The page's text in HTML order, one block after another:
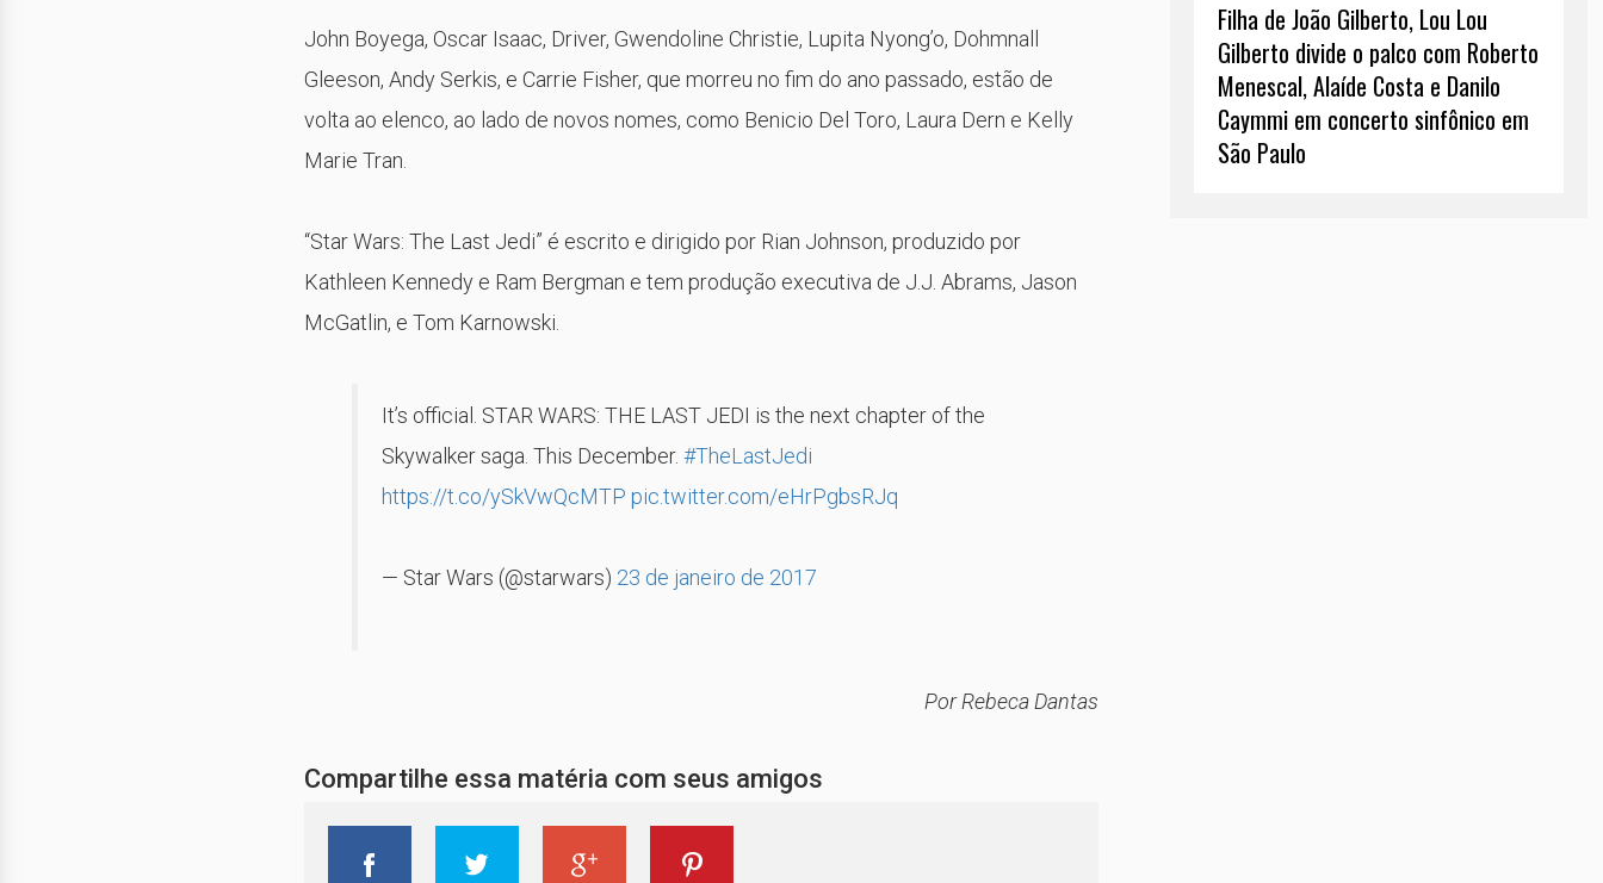
Filha de João Gilberto, Lou Lou
Gilberto divide o palco com Roberto
Menescal, Alaíde Costa e Danilo
Caymmi em concerto sinfônico em
São Paulo
John Boyega, Oscar Isaac, Driver, Gwendoline Christie, Lupita Nyong’o, Dohmnall
Gleeson, Andy Serkis, e Carrie Fisher, que morreu no fim do ano passado, estão de
volta ao elenco, ao lado de novos nomes, como Benicio Del Toro, Laura Dern e Kelly
Marie Tran.
“Star Wars: The Last Jedi” é escrito e dirigido por Rian Johnson, produzido por
Kathleen Kennedy e Ram Bergman e tem produção executiva de J.J. Abrams, Jason
McGatlin, e Tom Karnowski.
It’s official. STAR WARS: THE LAST JEDI is the next chapter of the
Skywalker saga. This December. #TheLastJedi
https://t.co/ySkVwQcMTP pic.twitter.com/eHrPgbsRJq
— Star Wars (@starwars) 23 de janeiro de 2017
Por Rebeca Dantas
Compartilhe essa matéria com seus amigos